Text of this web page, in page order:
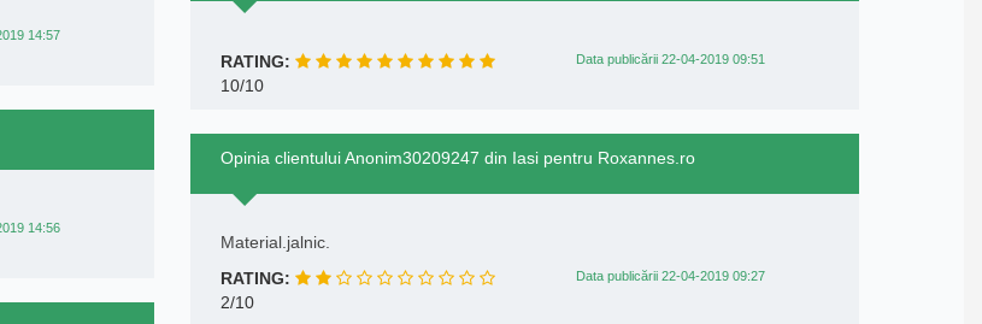
14:57
14:56
RATING: Data publicării 22-04-2019 09:51
10/10
Opinia clientului Anonim30209247 din Iasi pentru Roxannes.ro
Material.jalnic.
RATING:
Data publicării 22-04-2019 09:27
2/10